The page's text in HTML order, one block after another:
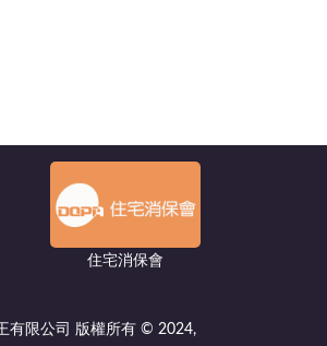
住宅消保會
有限公司 版權所有 © 2024,